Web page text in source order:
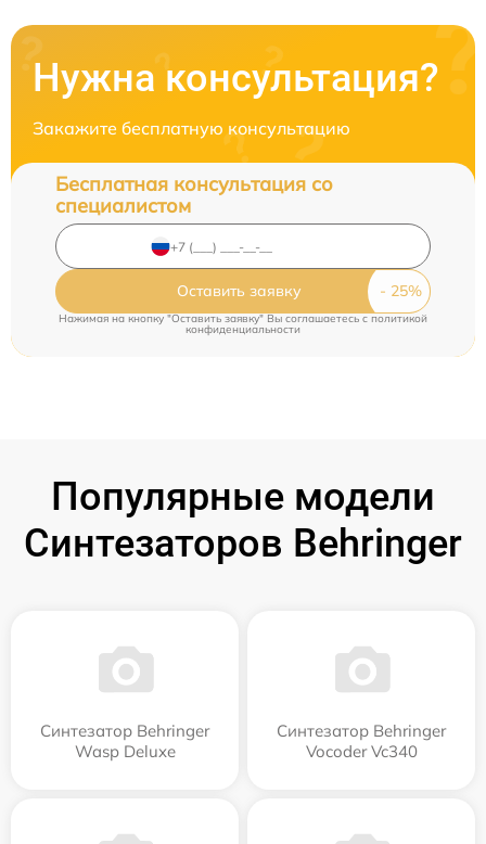
Нужна консультация?
Закажите бесплатную консультацию
Бесплатная консультация со
специалистом
Оставить заявку
Нажимая на кнопку "Оставить заявку" Вы соглашаетесь c политикой
конфиденциальности
Популярные модели
Синтезаторов Behringer
Синтезатор Behringer
Wasp Deluxe
Синтезатор Behringer
Vocoder Vc340